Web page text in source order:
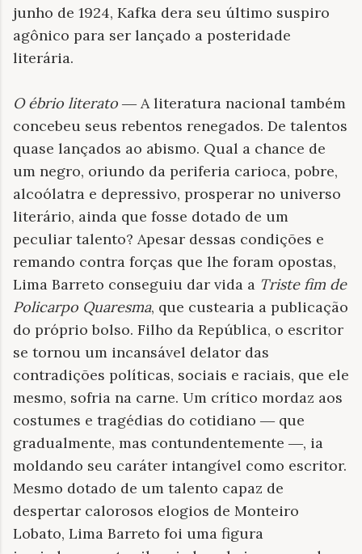
junho de 1924, Kafka dera seu último suspiro
agônico para ser lançado a posteridade
literária.
O ébrio literato — A literatura nacional também
concebeu seus rebentos renegados. De talentos
quase lançados ao abismo. Qual a chance de
um negro, oriundo da periferia carioca, pobre,
alcoólatra e depressivo, prosperar no universo
literário, ainda que fosse dotado de um
peculiar talento? Apesar dessas condições e
remando contra forças que lhe foram opostas,
Lima Barreto conseguiu dar vida a Triste fim de
Policarpo Quaresma, que custearia a publicação
do próprio bolso. Filho da República, o escritor
se tornou um incansável delator das
contradições políticas, sociais e raciais, que ele
mesmo, sofria na carne. Um crítico mordaz aos
costumes e tragédias do cotidiano — que
gradualmente, mas contundentemente —, ia
moldando seu caráter intangível como escritor.
Mesmo dotado de um talento capaz de
despertar calorosos elogios de Monteiro
Lobato, Lima Barreto foi uma figura